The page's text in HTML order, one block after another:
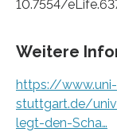
10.7554/
Weitere
https://www.uni-
stuttgart.de/
legt-den-Scha…